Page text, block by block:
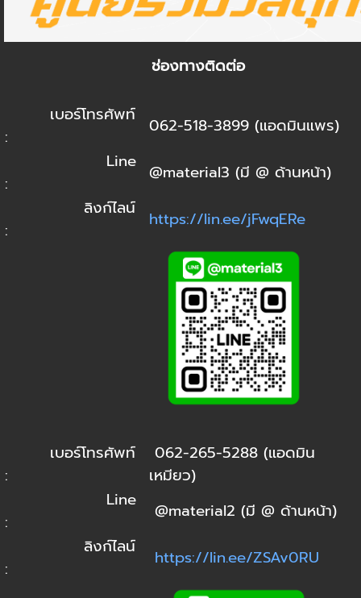
ช่องทางติดต่อ
เบอร์โทรศัพท์
:
062-518-3899 (แอดมินแพร)
Line
:
@material3 (มี @ ด้านหน้า)
ลิงก์ไลน์
:
https://lin.ee/jFwqERe
เบอร์โทรศัพท์
:
062-265-5288 (แอดมิน
เหมียว)
Line
:
@material2 (มี @ ด้านหน้า)
ลิงก์ไลน์
:
https://lin.ee/ZSAv0RU